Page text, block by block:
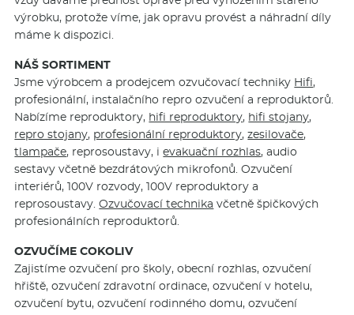
výrobku, protože víme, jak opravu provést a náhradní díly
máme k dispozici.
NÁŠ SORTIMENT
Jsme výrobcem a prodejcem ozvučovací techniky Hifi,
profesionální, instalačního repro ozvučení a reproduktorů.
Nabízíme reproduktory, hifi reproduktory, hifi stojany,
repro stojany, profesionální reproduktory,zesilovače,
tlampače, reprosoustavy, ievakuační rozhlas, audio
sestavy včetně bezdrátových mikrofonů. Ozvučení
interiérů, 100V rozvody, 100V reproduktory a
reprosoustavy.Ozvučovací technika včetně špičkových
profesionálních reproduktorů.
OZVUČÍME COKOLIV
Zajistíme ozvučení pro školy, obecní rozhlas, ozvučení
hřiště, ozvučení zdravotní ordinace, ozvučení v hotelu,
ozvučení bytu, ozvučení rodinného domu, ozvučení